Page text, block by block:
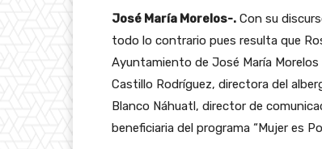
José María Morelos-. Con su
todo lo contrario pues resulta que
Ayuntamiento de José María Morelos
Castillo Rodríguez, directora del
Blanco Náhuatl, director de
beneficiaria del programa “Mujer es